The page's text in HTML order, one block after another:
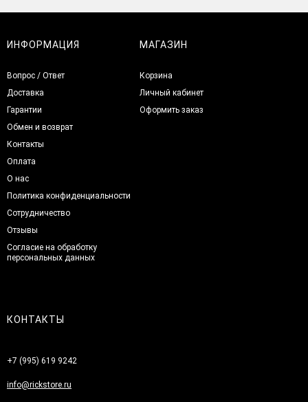
ИНФОРМАЦИЯ
Вопрос / Ответ
Доставка
Гарантии
Обмен и возврат
Контакты
Оплата
О нас
Политика конфиденциальности
Сотрудничество
Отзывы
Согласие на обработку
персональных данных
МАГАЗИН
Корзина
Личный кабинет
Оформить заказ
КОНТАКТЫ
+7 (995) 619 9242
info@rickstore.ru